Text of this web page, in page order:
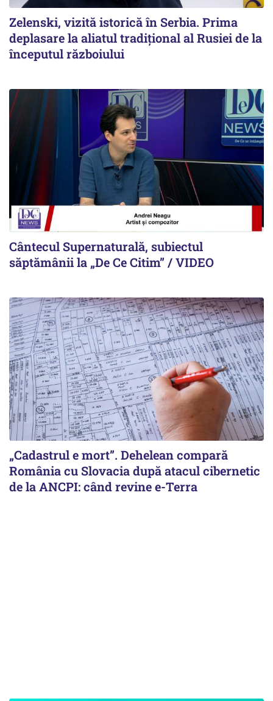
Zelenski, vizită istorică în Serbia. Prima
deplasare la aliatul tradițional al Rusiei de la
începutul războiului
Cântecul Supernaturală, subiectul
săptămânii la „De Ce Citim” / VIDEO
„Cadastrul e mort”. Dehelean compară
România cu Slovacia după atacul cibernetic
de la ANCPI: când revine e-Terra